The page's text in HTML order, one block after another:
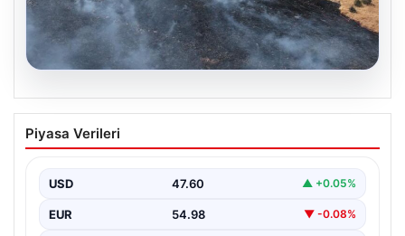
Tunceli’de otluk alandan ormana
sıçrayan yangın söndürüldü
Piyasa Verileri
USD 47.60 ▲ +0.05%
EUR 54.98 ▼ -0.08%